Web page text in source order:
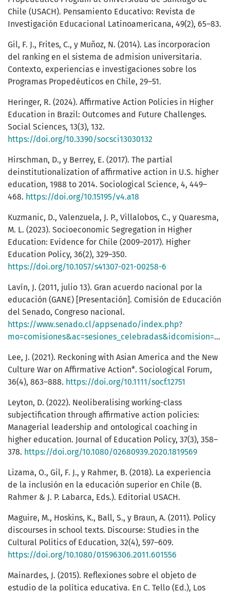
Chile (USACH). Pensamiento Educativo: Revista de
Investigación Educacional Latinoamericana, 49(2), 65–83.
Gil, F. J., Frites, C., y Muñoz, N. (2014). Las incorporacion
del ranking en el sistema de admision universitaria.
Contexto, experiencias e investigaciones sobre los
Programas Propedéuticos en Chile, 29–51.
Heringer, R. (2024). Affirmative Action Policies in Higher
Education in Brazil: Outcomes and Future Challenges.
Social Sciences, 13(3), 132.
https://doi.org/10.3390/socsci13030132
Hirschman, D., y Berrey, E. (2017). The partial
deinstitutionalization of affirmative action in U.S. higher
education, 1988 to 2014. Sociological Science, 4, 449–
468. https://doi.org/10.15195/v4.a18
Kuzmanic, D., Valenzuela, J. P., Villalobos, C., y Quaresma,
M. L. (2023). Socioeconomic Segregation in Higher
Education: Evidence for Chile (2009–2017). Higher
Education Policy, 36(2), 329–350.
https://doi.org/10.1057/s41307-021-00258-6
Lavín, J. (2011, julio 13). Gran acuerdo nacional por la
educación (GANE) [Presentación]. Comisión de Educación
del Senado, Congreso nacional.
https://www.senado.cl/appsenado/index.php?
mo=comisiones&ac=sesiones_celebradas&idcomision=189&tipo=3&ano=2011&idsesion=6322&listado=2&idsesion=6322
Lee, J. (2021). Reckoning with Asian America and the New
Culture War on Affirmative Action*. Sociological Forum,
36(4), 863–888. https://doi.org/10.1111/socf.12751
Leyton, D. (2022). Neoliberalising working-class
subjectification through affirmative action policies:
Managerial leadership and ontological coaching in
higher education. Journal of Education Policy, 37(3), 358–
378. https://doi.org/10.1080/02680939.2020.1819569
Lizama, O., Gil, F. J., y Rahmer, B. (2018). La experiencia
de la inclusión en la educación superior en Chile (B.
Rahmer & J. P. Labarca, Eds.). Editorial USACH.
Maguire, M., Hoskins, K., Ball, S., y Braun, A. (2011). Policy
discourses in school texts. Discourse: Studies in the
Cultural Politics of Education, 32(4), 597–609.
https://doi.org/10.1080/01596306.2011.601556
Mainardes, J. (2015). Reflexiones sobre el objeto de
estudio de la política educativa. En C. Tello (Ed.), Los